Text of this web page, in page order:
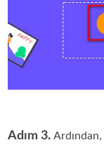
Adım 3.